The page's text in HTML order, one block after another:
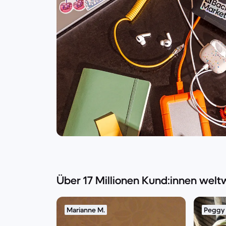
Über 17 Millionen Kund:innen
Marianne M. Peggy